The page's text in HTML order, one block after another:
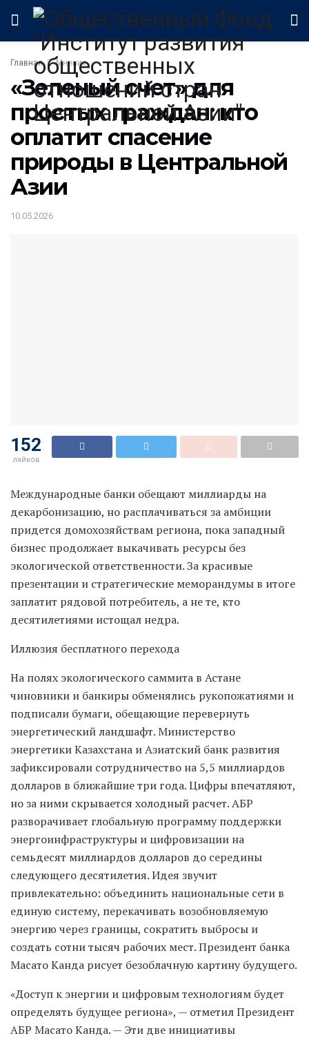
Главная Мнение
«Зеленый счет» для
простых граждан: кто
оплатит спасение
природы в Центральной
Азии
10.05.2026
152
лайков
Международные банки обещают миллиарды на
декарбонизацию, но расплачиваться за амбиции
придется домохозяйствам региона, пока западный
бизнес продолжает выкачивать ресурсы без
экологической ответственности. За красивые
презентации и стратегические меморандумы в итоге
заплатит рядовой потребитель, а не те, кто
десятилетиями истощал недра.
Иллюзия бесплатного перехода
На полях экологического саммита в Астане
чиновники и банкиры обменялись рукопожатиями и
подписали бумаги, обещающие перевернуть
энергетический ландшафт. Министерство
энергетики Казахстана и Азиатский банк развития
зафиксировали сотрудничество на 5,5 миллиардов
долларов в ближайшие три года. Цифры впечатляют,
но за ними скрывается холодный расчет. АБР
разворачивает глобальную программу поддержки
энергоинфраструктуры и цифровизации на
семьдесят миллиардов долларов до середины
следующего десятилетия. Идея звучит
привлекательно: объединить национальные сети в
единую систему, перекачивать возобновляемую
энергию через границы, сократить выбросы и
создать сотни тысяч рабочих мест. Президент банка
Масато Канда рисует безоблачную картину будущего.
«Доступ к энергии и цифровым технологиям будет
определять будущее региона», — отметил Президент
АБР Масато Канда. — Эти две инициативы